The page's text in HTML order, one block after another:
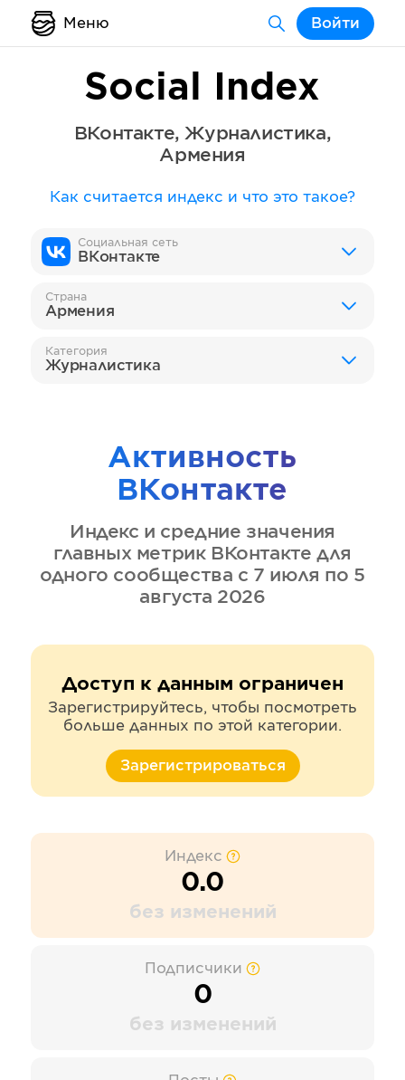
Меню Войти
Social Index
ВКонтакте,Журналистика,
Армения
Как считается индекс и что это такое?
Социальная сеть
ВКонтакте
Страна
Армения
Категория
Журналистика
Активность
ВКонтакте
Индекс и средние значения
главных метрик ВКонтакте для
одного сообщества с 7 июля по 5
августа 2026
Доступ к данным ограничен
Зарегистрируйтесь, чтобы посмотреть
больше данных по этой категории.
Зарегистрироваться
Индекс
0.0
без изменений
Подписчики
0
без изменений